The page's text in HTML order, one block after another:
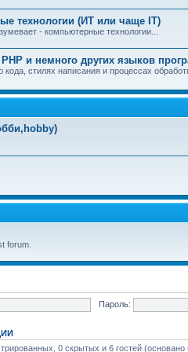
технологии (ИТ или чаще IT)
- компьютерные технологии...
PHP и немного других языков
кода, стилях написания и процессах
forum.
Пароль:
0 скрытых и 6 гостей